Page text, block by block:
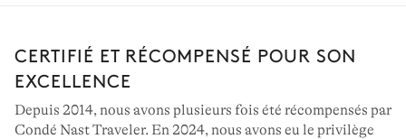
CERTIFIÉ ET RÉCOMPENSÉ POUR SON
EXCELLENCE
Depuis 2014, nous avons plusieurs fois été récompensés par
Condé Nast Traveler. En 2024, nous avons eu le privilège